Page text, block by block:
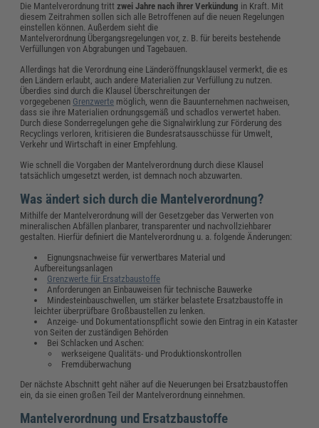
Die Mantelverordnung trittzwei Jahre nach ihrer Verkündung in Kraft. Mit
diesem Zeitrahmen sollen sich alle Betroffenen auf die neuen Regelungen
einstellen können. Außerdem sieht die
Mantelverordnung Übergangsregelungen vor, z. B. für bereits bestehende
Verfüllungen von Abgrabungen und Tagebauen.
Allerdings hat die Verordnung eine Länderöffnungsklausel vermerkt, die es
den Ländern erlaubt, auch andere Materialien zur Verfüllung zu nutzen.
Überdies sind durch die Klausel Überschreitungen der
vorgegebenen Grenzwerte möglich, wenn die Bauunternehmen nachweisen,
dass sie ihre Materialien ordnungsgemäß und schadlos verwertet haben.
Durch diese Sonderregelungen gehe die Signalwirklung zur Förderung des
Recyclings verloren, kritisieren die Bundesratsausschüsse für Umwelt,
Verkehr und Wirtschaft in einer Empfehlung.
Wie schnell die Vorgaben der Mantelverordnung durch diese Klausel
tatsächlich umgesetzt werden, ist demnach noch abzuwarten.
Was ändert sich durch die Mantelverordnung?
Mithilfe der Mantelverordnung will der Gesetzgeber das Verwerten von
mineralischen Abfällen planbarer, transparenter und nachvollziehbarer
gestalten. Hierfür definiert die Mantelverordnung u. a. folgende Änderungen:
Eignungsnachweise für verwertbares Material und
Aufbereitungsanlagen
Grenzwerte für Ersatzbaustoffe
Anforderungen an Einbauweisen für technische Bauwerke
Mindesteinbauschwellen, um stärker belastete Ersatzbaustoffe in
leichter überprüfbare Großbaustellen zu lenken.
Anzeige- und Dokumentationspflicht sowie den Eintrag in ein Kataster
von Seiten der zuständigen Behörden
Bei Schlacken und Aschen:
werkseigene Qualitäts- und Produktionskontrollen
Fremdüberwachung
Der nächste Abschnitt geht näher auf die Neuerungen bei Ersatzbaustoffen
ein, da sie einen großen Teil der Mantelverordnung einnehmen.
Mantelverordnung und Ersatzbaustoffe